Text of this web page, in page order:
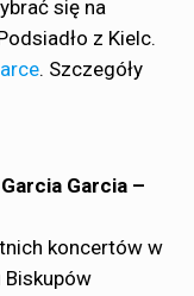
się na
z Kielc.
. Szczegóły
Garcia –
koncertów w
Biskupów